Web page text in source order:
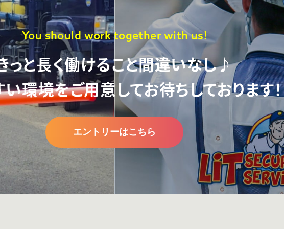
You should work together with us!
っと長く働けること間違いなし♪
い環境をご用意してお待ちしております！
エントリーはこちら